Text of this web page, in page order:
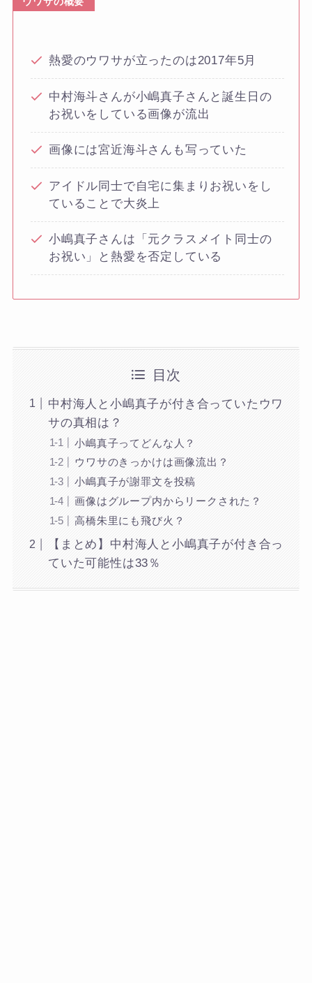
熱愛のウワサが立ったのは2017年5月
中村海斗さんが小嶋真子さんと誕生日の
お祝いをしている画像が流出
画像には宮近海斗さんも写っていた
アイドル同士で自宅に集まりお祝いをし
ていることで大炎上
小嶋真子さんは「元クラスメイト同士の
お祝い」と熱愛を否定している
目次
中村海人と小嶋真子が付き合っていたウワ
サの真相は？
小嶋真子ってどんな人？
ウワサのきっかけは画像流出？
小嶋真子が謝罪文を投稿
画像はグループ内からリークされた？
高橋朱里にも飛び火？
【まとめ】中村海人と小嶋真子が付き合っ
ていた可能性は33％